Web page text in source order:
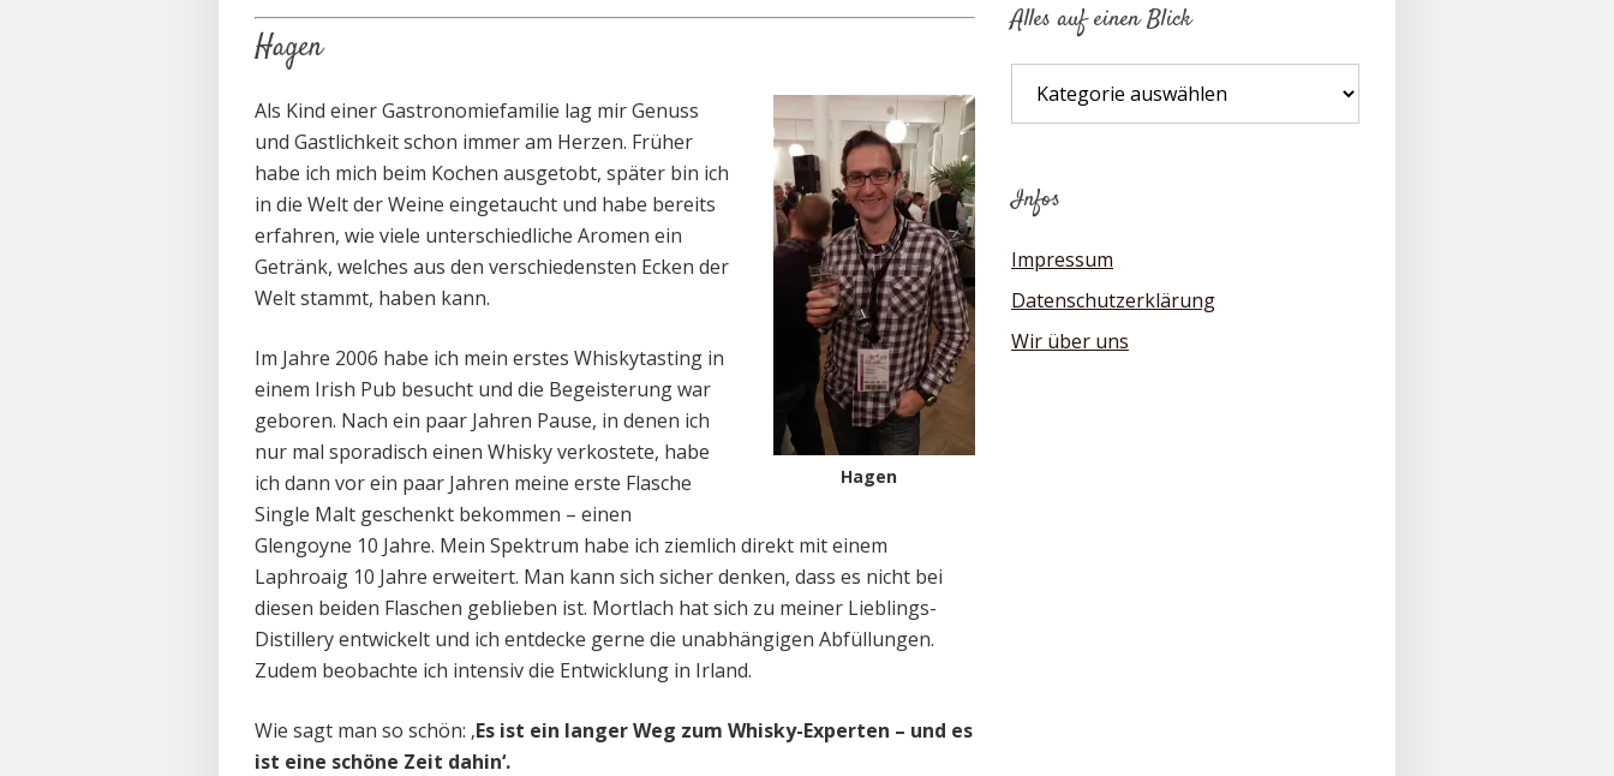
Hagen
Hagen
Als Kind einer Gastronomiefamilie lag mir Genuss
und Gastlichkeit schon immer am Herzen. Früher
habe ich mich beim Kochen ausgetobt, später bin ich
in die Welt der Weine eingetaucht und habe bereits
erfahren, wie viele unterschiedliche Aromen ein
Getränk, welches aus den verschiedensten Ecken der
Welt stammt, haben kann.
Im Jahre 2006 habe ich mein erstes Whiskytasting in
einem Irish Pub besucht und die Begeisterung war
geboren. Nach ein paar Jahren Pause, in denen ich
nur mal sporadisch einen Whisky verkostete, habe
ich dann vor ein paar Jahren meine erste Flasche
Single Malt geschenkt bekommen – einen
Glengoyne 10 Jahre. Mein Spektrum habe ich ziemlich direkt mit einem
Laphroaig 10 Jahre erweitert. Man kann sich sicher denken, dass es nicht bei
diesen beiden Flaschen geblieben ist. Mortlach hat sich zu meiner Lieblings-
Distillery entwickelt und ich entdecke gerne die unabhängigen Abfüllungen.
Zudem beobachte ich intensiv die Entwicklung in Irland.
Wie sagt man so schön: ‚Es ist ein langer Weg zum Whisky-Experten – und es
ist eine schöne Zeit dahin‘.
Alles auf einen Blick
auf
Infos
Impressum
Datenschutzerklärung
Wir über uns